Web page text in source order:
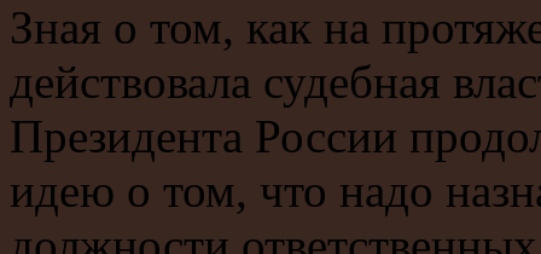
Зная о том, как на
действовала судебная
Президента России
идею о том, что надо